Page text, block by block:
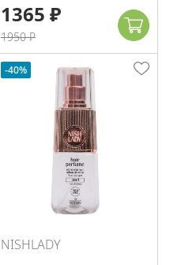
1365 ₽
1950 ₽
-40%
NISHLADY